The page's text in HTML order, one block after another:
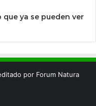
ya se pueden ver
por Forum Natura